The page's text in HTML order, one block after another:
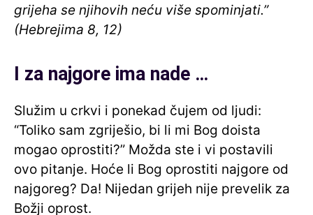
grijeha se njihovih neću više spominjati.”
(Hebrejima 8, 12)
I za najgore ima nade …
Služim u crkvi i ponekad čujem od ljudi:
“Toliko sam zgriješio, bi li mi Bog doista
mogao oprostiti?” Možda ste i vi postavili
ovo pitanje. Hoće li Bog oprostiti najgore od
najgoreg? Da! Nijedan grijeh nije prevelik za
Božji oprost.